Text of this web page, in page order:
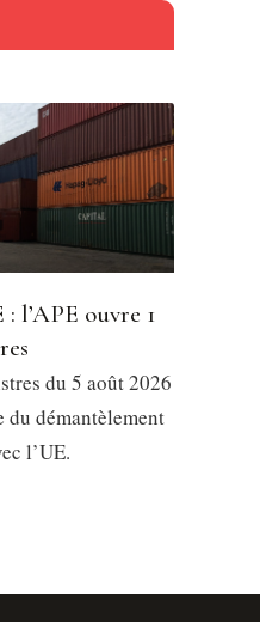
l’APE ouvre 1
du 5 août 2026
du démantèlement
l’UE.